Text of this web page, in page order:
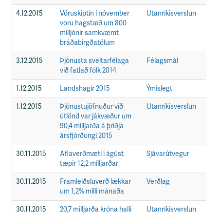
4.12.2015
Vöruskiptin í nóvember
voru hagstæð um 800
milljónir samkvæmt
bráðabirgðatölum
Utanríkisverslun
3.12.2015
Þjónusta sveitarfélaga
við fatlað fólk 2014
Félagsmál
1.12.2015 Landshagir 2015 Ýmislegt
1.12.2015
Þjónustujöfnuður við
útlönd var jákvæður um
90,4 milljarða á þriðja
ársfjórðungi 2015
Utanríkisverslun
30.11.2015
Aflaverðmæti í ágúst
tæpir 12,2 milljarðar
Sjávarútvegur
30.11.2015
Framleiðsluverð lækkar
um 1,2% milli mánaða
Verðlag
30.11.2015
20,7 milljarða króna halli
Utanríkisverslun